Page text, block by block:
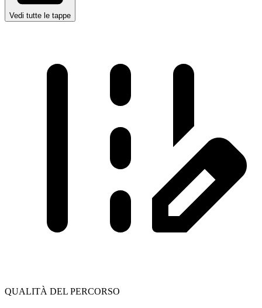
Vedi tutte le tappe
QUALITÀ DEL PERCORSO